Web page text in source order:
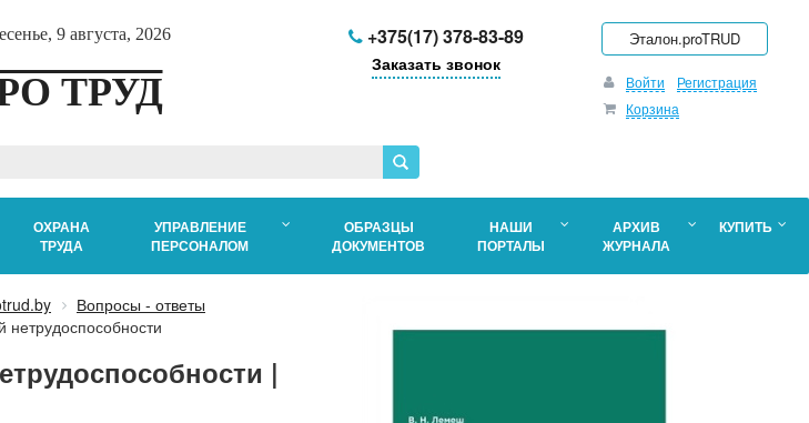
9 августа, 2026
ТРУД
+375(17) 378-83-89
Заказать звонок
Эталон.proTRUD
Войти
Регистрация
Корзина
ОХРАНА
ТРУДА
УПРАВЛЕНИЕ
ПЕРСОНАЛОМ
ОБРАЗЦЫ
ДОКУМЕНТОВ
НАШИ
ПОРТАЛЫ
АРХИВ
ЖУРНАЛА
КУПИТЬ
Вопросы - ответы
нетрудоспособности
|